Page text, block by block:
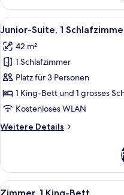
1 King-
Bett
Alle
Fotos
für
Junior-
Suite,
1
Schlafzimmer
8
Junior-Suite, 1
42 m²
1 Schlafzimmer
Platz für 3 Personen
1 King-Bett und 1 grosses
Kostenloses WLAN
Weitere Details
Weitere
Suite,
Schlafzimmer
Alle7